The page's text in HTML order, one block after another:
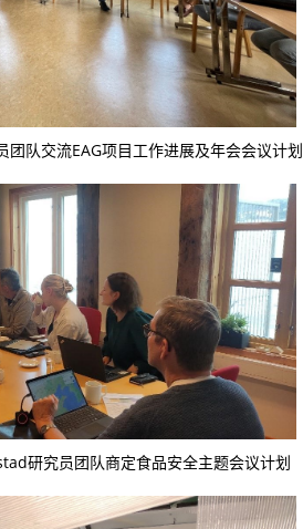
队交流EAG项目工作进展及年会会议计划
研究员团队商定食品安全主题会议计划